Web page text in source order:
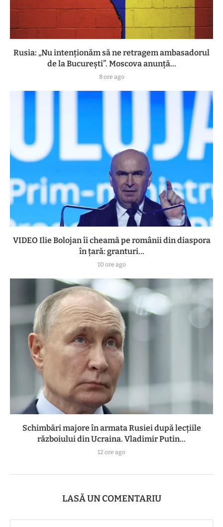
Rusia: „Nu intenționăm să ne retragem ambasadorul
de la București”. Moscova anunță...
8 ore ago
VIDEO Ilie Bolojan îi cheamă pe românii din diaspora
în țară: granturi...
10 ore ago
Schimbări majore în armata Rusiei după lecțiile
războiului din Ucraina. Vladimir Putin...
12 ore ago
LASĂ UN COMENTARIU